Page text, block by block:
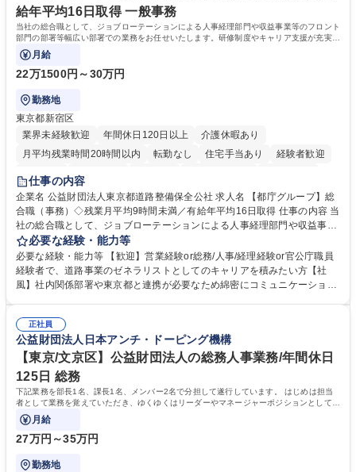
給年平均16日取得 一般事務
当社の総合職として、ジョブローテーションによる人事経理部門や収益事業等のフロント
部門の部署等幅広い部署での業務をお任せいたします。研修制度やキャリア支援が充実し
ております！ ※下記業務詳細
月給
22万1500円～30万円
勤務地
東京都新宿区
業界未経験歓迎
年間休日120日以上
介護休暇あり
月平均残業時間20時間以内
転勤なし 住宅手当あり
経験者歓迎
研修あり
退職金あり
駅近5分以内
資格取得手当あり 食事補助あり
仕事の内容
企業名 公益財団法人東京都道路整備保全公社 求人名 【都庁グループ】総
合職（事務）◇残業月平均9時間未満／有給年平均16日取得 仕事の内容 当
社の総合職として、ジョブローテーションによる人事経理部門や収益事業
等のフロント部門の部署等幅広い部署での業務をお任せいたします。研修
制度やキャリア支援が充実しております！ ※下記業務詳細 【業務詳細】■
管理部門：広報、人事、経理など当公社の運営に係る管理業務 ■収益部
門：駐車場の新規開拓、管理運営、新宿駅西口広場の「イベントコーナ
道路施設や道路工事現場の見学ツアー事業 ※入社後は上記いずれかの部門
へ配属。※業務内容変更の範囲：会社の定める業務 募集職種 【都庁グル
ープ】総合職（事務）◇残業月平均9時間未満／有給年平均16日取得
必要な経験・能力等
必要な経験・能力等 【歓迎】営業経験or総務/人事/経理経験or官公庁職員
経験者で、道路事業のゼネラリストとしてのキャリアを積みたい方【社
風】社内関係部署や東京都と連携が必要なため綿密にコミュニケーション
部門など多岐に渡る業務を経験できます。 ■様々なプロジェクト：駐車場
事業の他、新宿駅西口広場内に設置された照明を兼ねた広告「ブライトサ
イン」の管理運営を行うなど、事業収益を生み出す活動を積極的に行って
います。 学歴・資格 学歴：大学院 大学 高専 短大 専修学校 高校 語学力：
資格：
正社員
公益財団法人日本アンチ・ドーピング機構
【東京/文京区】公益財団法人の総務人事業務/年間休日
125日 総務
下記業務を部長1名、課長1名、メンバー2名で分担して遂行しています。 はじめは担当
者として業務を覚えていただき、ゆくゆくはリーダーやマネージャーポジションとして活
躍いただくことを期待しています。
月給
27万円～35万円
勤務地